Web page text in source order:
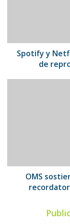
de
reproducción
Spotify y
de
recordatorio
OMS